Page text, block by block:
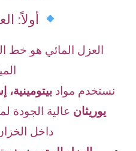
أولاً:
العزل المائي هو خط
نستخدم مواد
يوريثان عالية الجودة
داخل